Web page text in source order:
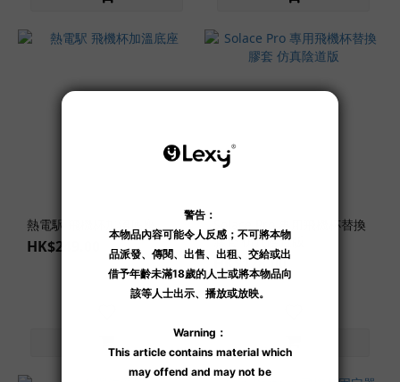
熱電駅 飛機杯加溫底座
HK$249.00
Solace Pro 專用飛機杯替換
膠套 仿真陰道版
HK$128.00